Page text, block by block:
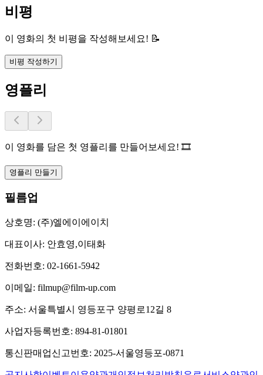
비평
이 영화의 첫 비평을 작성해보세요! 📝
비평 작성하기
영플리
이 영화를 담은 첫 영플리를 만들어보세요! 🎞️
영플리 만들기
필름업
상호명: (주)엘에이에이치
대표이사: 안효영,이태화
전화번호: 02-1661-5942
이메일: filmup@film-up.com
주소: 서울특별시 영등포구 양평로12길 8
사업자등록번호: 894-81-01801
통신판매업신고번호: 2025-서울영등포-0871